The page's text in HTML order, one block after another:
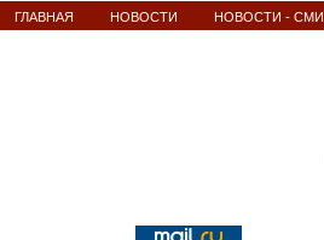
ГЛАВНАЯ НОВОСТИ НОВОСТИ - СМИ